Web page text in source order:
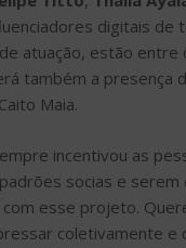
digitais de
atuação, estão entre
também a presença
Maia.
incentivou as
socias e serem
esse projeto.
coletivamente e